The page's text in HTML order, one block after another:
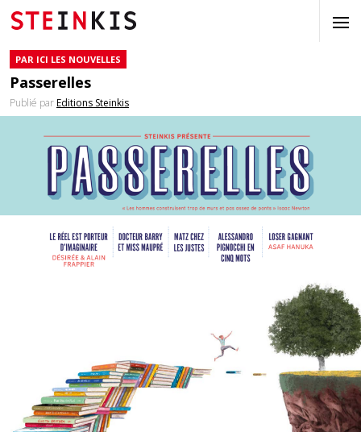
PAR ICI LES NOUVELLES
Passerelles
Publié parEditions Steinkis